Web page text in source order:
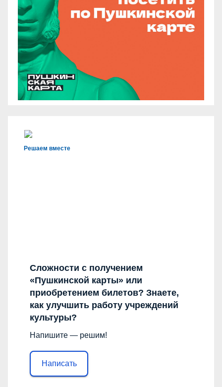
Решаем вместе
Сложности с получением
«Пушкинской карты» или
приобретением билетов? Знаете,
как улучшить работу учреждений
культуры?
Напишите — решим!
Написать